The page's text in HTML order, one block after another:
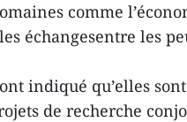
comme
échangesentre les
indiqué qu’elles
de recherche